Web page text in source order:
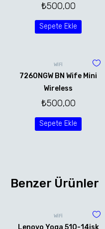
₺500,00
Sepete Ekle
WİFİ
7260NGW BN Wife Mini
Wireless
₺500,00
Sepete Ekle
Benzer Ürünler
WİFİ